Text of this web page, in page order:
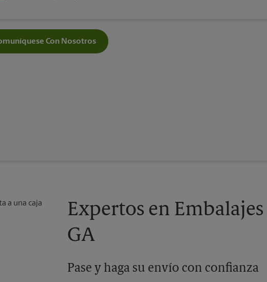
Con Nosotros
Expertos en
GA
Pase y haga su envío con confianza